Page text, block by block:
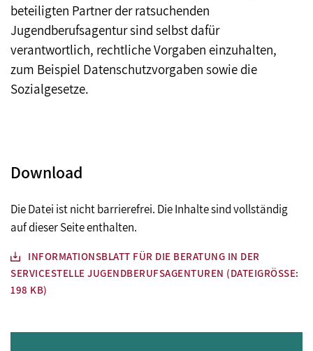
beteiligten Partner der ratsuchenden
Jugendberufsagentur sind selbst dafür
verantwortlich, rechtliche Vorgaben einzuhalten,
zum Beispiel Datenschutzvorgaben sowie die
Sozialgesetze.
Download
Die Datei ist nicht barrierefrei. Die Inhalte sind vollständig
auf dieser Seite enthalten.
INFORMATIONSBLATT FÜR DIE BERATUNG IN DER
SERVICESTELLE JUGENDBERUFSAGENTUREN (DATEIGRÖSSE: 1
98 KB)